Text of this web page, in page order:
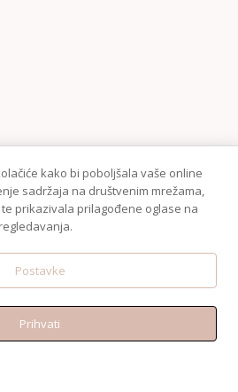
ul. 31A, 31000, Osijek
kako bi poboljšala vaše online
sadržaja na društvenim mrežama,
prikazivala prilagođene oglase na
Postavke
Prihvati